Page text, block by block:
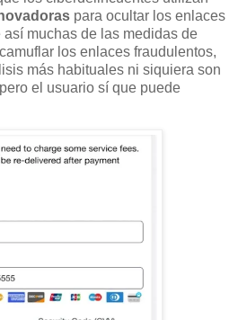
para ocultar los enlaces
muchas de las medidas de
los enlaces fraudulentos,
más habituales ni siquiera son
el usuario sí que puede